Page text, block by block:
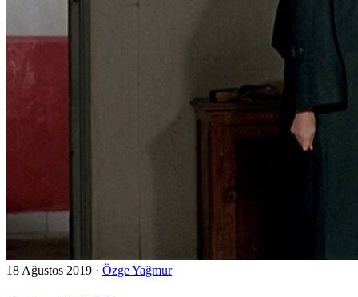
18 Ağustos 2019 · Özge Yağmur